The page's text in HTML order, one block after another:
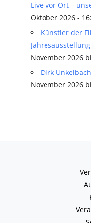
Live vor Ort –
Oktober 2026 -
Künstler der
November 2026
Dirk
November 2026